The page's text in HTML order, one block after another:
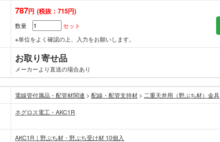
787円 (税抜：715円)
数量
セット
※単位をよく確認の上、入力をお願いします。
お取り寄せ品
メーカーより直送の場合あり
電線管付属品・配管材関連 > 配線・配管支持材 > 二重天井用（野ぶち材）金具
ネグロス電工・AKC1R
AKC1R｜野ぶち材・野ぶち受け材 10個入